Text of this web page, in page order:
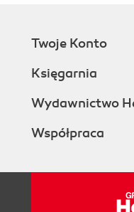
Twoje Konto
Księgarnia
Wydawnictwo
Współpraca